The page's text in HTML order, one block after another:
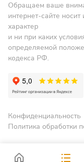
Обращаем ваше
интернет-сайте
характер
и ни при каких
определяемой
кодекса РФ.
Конфиденциальность
Политика обработки